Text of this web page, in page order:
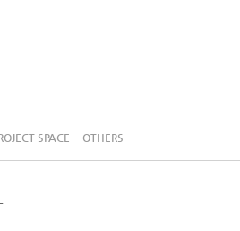
SPACE OTHERS